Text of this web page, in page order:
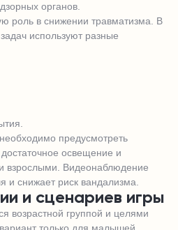
органов.
роль в снижении травматизма. В
используют разные
предусмотреть
освещение и
взрослыми. Видеонаблюдение
и снижает риск вандализма.
и сценариев игры
возрастной группой и целями